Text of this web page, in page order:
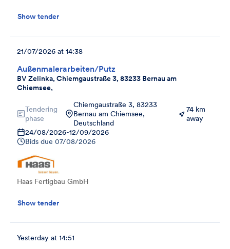
Show tender
Außenmalerarbeiten/Putz
BV Zelinka, Chiemgaustraße 3, 83233 Bernau am
Chiemsee,
21/07/2026 at 14:38
Tendering
phase
Chiemgaustraße 3, 83233
Bernau am Chiemsee,
Deutschland
74 km
away
24/08/2026-12/09/2026
Bids due 07/08/2026
Haas Fertigbau GmbH
Show tender
Yesterday at 14:51